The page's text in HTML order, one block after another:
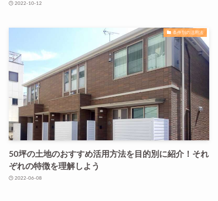
2022-10-12
条件別の活用法
50坪の土地のおすすめ活用方法を目的別に紹介！それ
ぞれの特徴を理解しよう
2022-06-08